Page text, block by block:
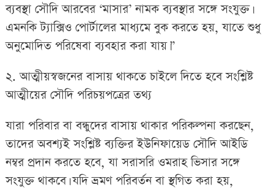
ব্যবস্থা সৌদি আরবের ‘মাসার’ নামক ব্যবস্থার সঙ্গে সংযুক্ত।
এমনকি ট্যাক্সিও পোর্টালের মাধ্যমে বুক করতে হয়, যাতে শুধু
অনুমোদিত পরিষেবা ব্যবহার করা যায়।”
২. আত্মীয়স্বজনের বাসায় থাকতে চাইলে দিতে হবে সংশ্লিষ্ট
আত্মীয়ের সৌদি পরিচয়পত্রের তথ্য
যারা পরিবার বা বন্ধুদের বাসায় থাকার পরিকল্পনা করছেন,
তাদের অবশ্যই সংশ্লিষ্ট ব্যক্তির ইউনিফায়েড সৌদি আইডি
নম্বর প্রদান করতে হবে, যা সরাসরি ওমরাহ ভিসার সঙ্গে
সংযুক্ত থাকবে। যদি ভ্রমণ পরিবর্তন বা স্থগিত করা হয়,